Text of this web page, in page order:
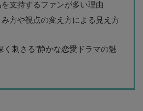
支持するファンが多い理由
み方や視点の変え方による見え方
く刺さる”静かな恋愛ドラマの魅